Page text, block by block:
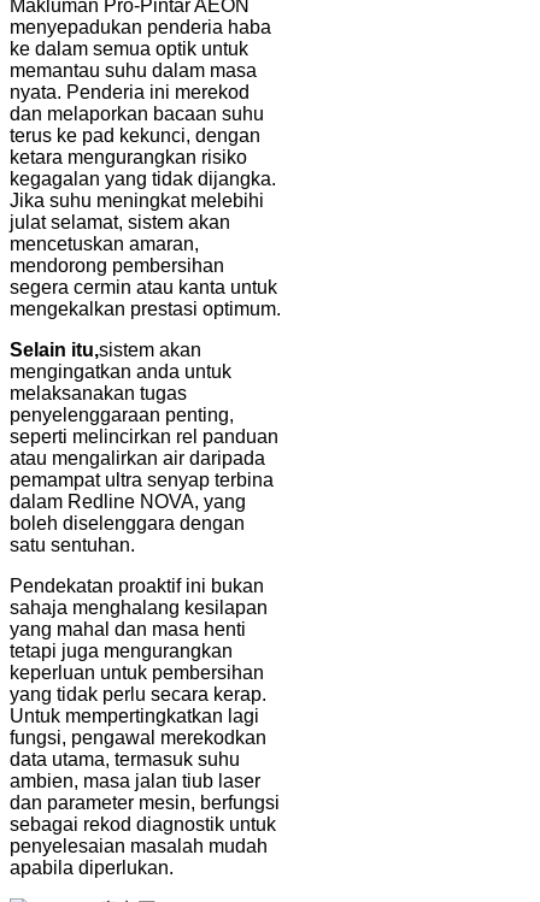
Makluman Pro-Pintar AEON
menyepadukan penderia haba
ke dalam semua optik untuk
memantau suhu dalam masa
nyata. Penderia ini merekod
dan melaporkan bacaan suhu
terus ke pad kekunci, dengan
ketara mengurangkan risiko
kegagalan yang tidak dijangka.
Jika suhu meningkat melebihi
julat selamat, sistem akan
mencetuskan amaran,
mendorong pembersihan
segera cermin atau kanta untuk
mengekalkan prestasi optimum.
Selain itu,sistem akan
mengingatkan anda untuk
melaksanakan tugas
penyelenggaraan penting,
seperti melincirkan rel panduan
atau mengalirkan air daripada
pemampat ultra senyap terbina
dalam Redline NOVA, yang
boleh diselenggara dengan
satu sentuhan.
Pendekatan proaktif ini bukan
sahaja menghalang kesilapan
yang mahal dan masa henti
tetapi juga mengurangkan
keperluan untuk pembersihan
yang tidak perlu secara kerap.
Untuk mempertingkatkan lagi
fungsi, pengawal merekodkan
data utama, termasuk suhu
ambien, masa jalan tiub laser
dan parameter mesin, berfungsi
sebagai rekod diagnostik untuk
penyelesaian masalah mudah
apabila diperlukan.